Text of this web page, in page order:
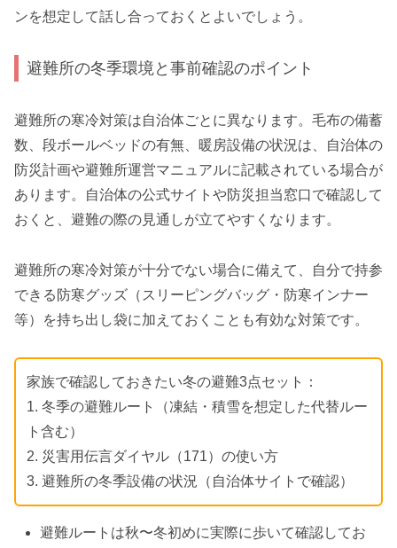
ンを想定して話し合っておくとよいでしょう。
避難所の冬季環境と事前確認のポイント
避難所の寒冷対策は自治体ごとに異なります。毛布の備蓄
数、段ボールベッドの有無、暖房設備の状況は、自治体の
防災計画や避難所運営マニュアルに記載されている場合が
あります。自治体の公式サイトや防災担当窓口で確認して
おくと、避難の際の見通しが立てやすくなります。
避難所の寒冷対策が十分でない場合に備えて、自分で持参
できる防寒グッズ（スリーピングバッグ・防寒インナー
等）を持ち出し袋に加えておくことも有効な対策です。
家族で確認しておきたい冬の避難3点セット：
1. 冬季の避難ルート（凍結・積雪を想定した代替ルー
ト含む）
2. 災害用伝言ダイヤル（171）の使い方
3. 避難所の冬季設備の状況（自治体サイトで確認）
避難ルートは秋〜冬初めに実際に歩いて確認してお